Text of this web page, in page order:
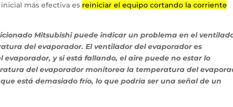
más efectiva es reiniciar el equipo cortando la corriente
Mitsubishi puede indicar un problema en el
del evaporador. El ventilador del evaporador es
evaporador, y si está fallando, el aire puede no estar lo
del evaporador monitorea la temperatura del
está demasiado frío, lo que podría ser una señal de un